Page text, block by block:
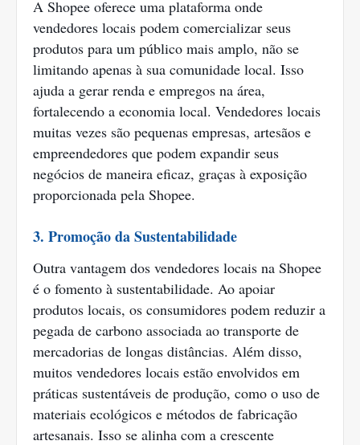
A Shopee oferece uma plataforma onde
vendedores locais podem comercializar seus
produtos para um público mais amplo, não se
limitando apenas à sua comunidade local. Isso
ajuda a gerar renda e empregos na área,
fortalecendo a economia local. Vendedores locais
muitas vezes são pequenas empresas, artesãos e
empreendedores que podem expandir seus
negócios de maneira eficaz, graças à exposição
proporcionada pela Shopee.
3. Promoção da Sustentabilidade
Outra vantagem dos vendedores locais na Shopee
é o fomento à sustentabilidade. Ao apoiar
produtos locais, os consumidores podem reduzir a
pegada de carbono associada ao transporte de
mercadorias de longas distâncias. Além disso,
muitos vendedores locais estão envolvidos em
práticas sustentáveis de produção, como o uso de
materiais ecológicos e métodos de fabricação
artesanais. Isso se alinha com a crescente